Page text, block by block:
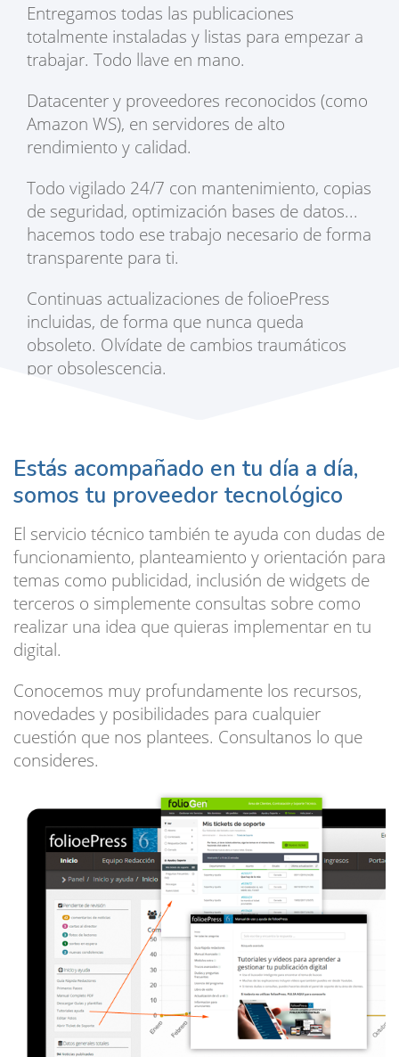
Entregamos todas las publicaciones
totalmente instaladas y listas para empezar a
trabajar. Todo llave en mano.
Datacenter y proveedores reconocidos (como
Amazon WS), en servidores de alto
rendimiento y calidad.
Todo vigilado 24/7 con mantenimiento, copias
de seguridad, optimización bases de datos...
hacemos todo ese trabajo necesario de forma
transparente para ti.
Continuas actualizaciones de folioePress
incluidas, de forma que nunca queda
obsoleto. Olvídate de cambios traumáticos
por obsolescencia.
Estás acompañado en tu día a día,
somos tu proveedor tecnológico
El servicio técnico también te ayuda con dudas de
funcionamiento, planteamiento y orientación para
temas como publicidad, inclusión de widgets de
terceros o simplemente consultas sobre como
realizar una idea que quieras implementar en tu
digital.
Conocemos muy profundamente los recursos,
novedades y posibilidades para cualquier
cuestión que nos plantees. Consultanos lo que
consideres.